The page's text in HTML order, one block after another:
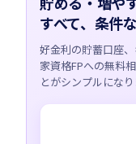
すべて、条件な
好金利の貯蓄口座
家資格FPへの無料
とがシンプルになり